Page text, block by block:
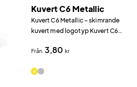
Kuvert C6 Metallic
Kuvert C6 Metallic – skimrande
kuvert med logotyp Kuvert C6
130 g/m² (guld eller silver) fångar
Från 3,80 kr